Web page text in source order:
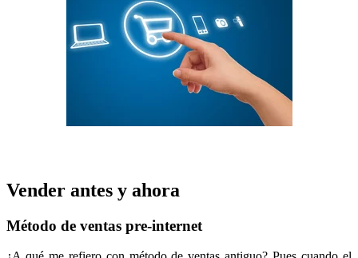
Vender antes y ahora
Método de ventas pre-internet